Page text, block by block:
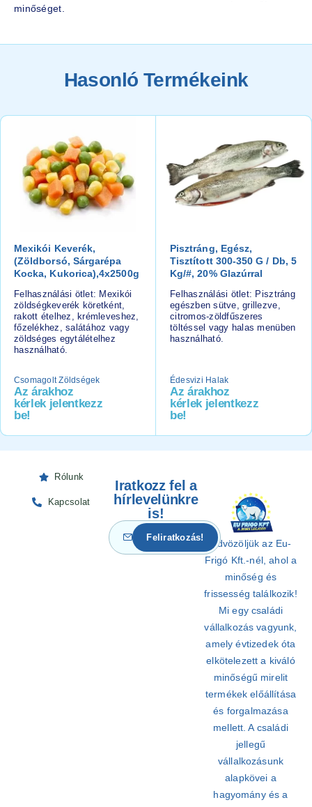
minőséget.
Hasonló Termékeink
Mexikói Keverék,
(zöldborsó, Sárgarépa
Kocka, Kukorica),4x2500g
Felhasználási ötlet: Mexikói
zöldségkeverék köretként,
rakott ételhez, krémleveshez,
főzelékhez, salátához vagy
zöldséges egytálételhez
használható.
Csomagolt Zöldségek
Az árakhoz
kérlek jelentkezz
be!
Pisztráng, Egész,
Tisztított 300-350 G / Db, 5
Kg/#, 20% Glazúrral
Felhasználási ötlet: Pisztráng
egészben sütve, grillezve,
citromos-zöldfűszeres
töltéssel vagy halas menüben
használható.
Édesvizi Halak
Az árakhoz
kérlek jelentkezz
be!
Rólunk
Kapcsolat
Üdvözöljük az Eu-
Frigó Kft.-nél, ahol a
minőség és
frissesség találkozik!
Mi egy családi
vállalkozás vagyunk,
amely évtizedek óta
elkötelezett a kiváló
minőségű mirelit
termékek előállítása
és forgalmazása
mellett. A családi
jellegű
vállalkozásunk
alapkövei a
hagyomány és a
Iratkozz fel a
hírlevelünkre
is!